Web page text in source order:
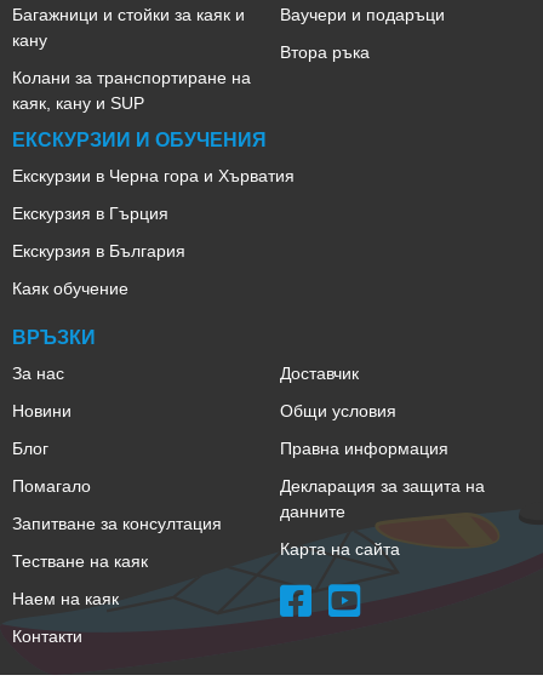
Багажници и стойки за каяк и
кану
Колани за транспортиране на
каяк, кану и SUP
Ваучери и подаръци
Втора ръка
ЕКСКУРЗИИ И ОБУЧЕНИЯ
Екскурзии в Черна гора и Хърватия
Екскурзия в Гърция
Екскурзия в България
Каяк обучение
ВРЪЗКИ
За нас
Новини
Блог
Помагало
Запитване за консултация
Тестване на каяк
Наем на каяк
Контакти
Доставчик
Общи условия
Правна информация
Декларация за защита на
данните
Карта на сайта